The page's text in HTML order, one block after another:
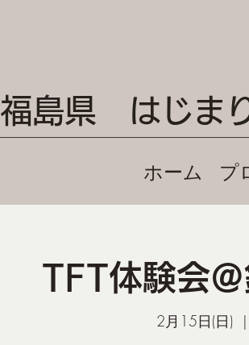
福島県 はじま
ホーム プ
TFT体験会
2月15日(日)
  |